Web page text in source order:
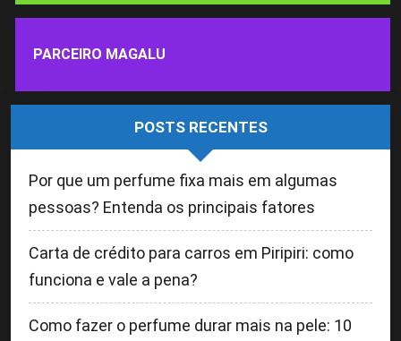
PARCEIRO MAGALU
POSTS RECENTES
Por que um perfume fixa mais em algumas
pessoas? Entenda os principais fatores
Carta de crédito para carros em Piripiri: como
funciona e vale a pena?
Como fazer o perfume durar mais na pele: 10